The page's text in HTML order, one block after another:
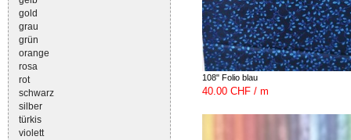
gold
grau
grün
orange
rosa
rot
schwarz
silber
türkis
violett
108" Folio blau
40.00 CHF / m